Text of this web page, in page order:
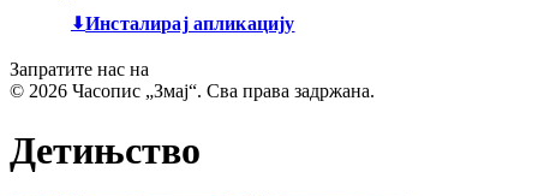
Инсталирај апликацију
Запратите нас на
© 2026 Часопис „Змај“. Сва права задржана.
Детињство